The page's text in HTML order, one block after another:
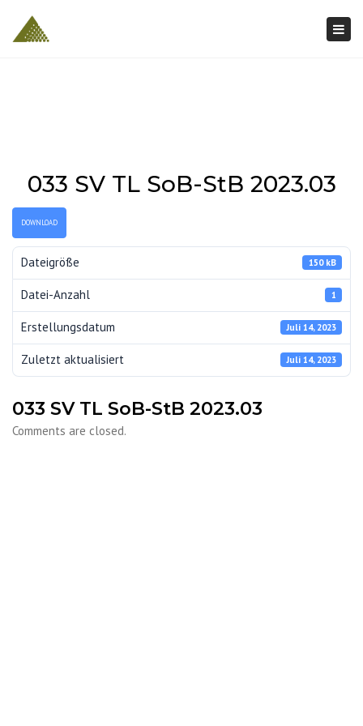
033 SV TL SoB-StB 2023.03
DOWNLOAD
Dateigröße 150 kB
Datei-Anzahl 1
Erstellungsdatum Juli 14, 2023
Zuletzt aktualisiert Juli 14, 2023
033 SV TL SoB-StB 2023.03
Comments are closed.